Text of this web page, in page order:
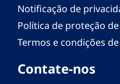
Notificação de
Política de proteção
Termos e condições
Contate-nos